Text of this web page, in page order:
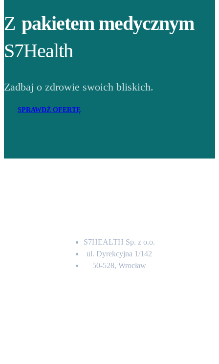
Z pakietem medycznym
S7Health
Zadbaj o zdrowie swoich bliskich.
SPRAWDŹ OFERTĘ
S7HEALTH Sp. z o.o.
ul. Dyrekcyjna 1/142
50-528, Wrocław